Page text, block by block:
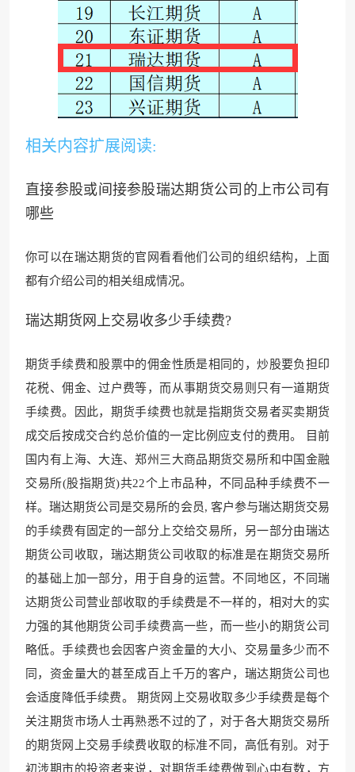
相关内容扩展阅读:
直接参股或间接参股瑞达期货公司的上市公司有
哪些
你可以在瑞达期货的官网看看他们公司的组织结构，上面
都有介绍公司的相关组成情况。
瑞达期货网上交易收多少手续费?
期货手续费和股票中的佣金性质是相同的，炒股要负担印
花税、佣金、过户费等，而从事期货交易则只有一道期货
手续费。因此，期货手续费也就是指期货交易者买卖期货
成交后按成交合约总价值的一定比例应支付的费用。 目前
国内有上海、大连、郑州三大商品期货交易所和中国金融
交易所(股指期货)共22个上市品种，不同品种手续费不一
样。瑞达期货公司是交易所的会员, 客户参与瑞达期货交易
的手续费有固定的一部分上交给交易所，另一部分由瑞达
期货公司收取，瑞达期货公司收取的标准是在期货交易所
的基础上加一部分，用于自身的运营。不同地区，不同瑞
达期货公司营业部收取的手续费是不一样的，相对大的实
力强的其他期货公司手续费高一些，而一些小的期货公司
略低。手续费也会因客户资金量的大小、交易量多少而不
同，资金量大的甚至成百上千万的客户，瑞达期货公司也
会适度降低手续费。 期货网上交易收取多少手续费是每个
关注期货市场人士再熟悉不过的了，对于各大期货交易所
的期货网上交易手续费收取的标准不同，高低有别。对于
初涉期市的投资者来说，对期货手续费做到心中有数，方